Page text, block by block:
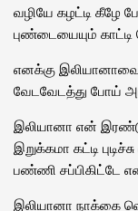
வழியே கழட்டி கீழே
புண்டையையும்
எனக்கு
வேடவேடத்து போய்
இலியானா என்
இறுக்கமா கட்டி
பண்ணி சப்பிகிட்டே
இலியானா நாக்கை